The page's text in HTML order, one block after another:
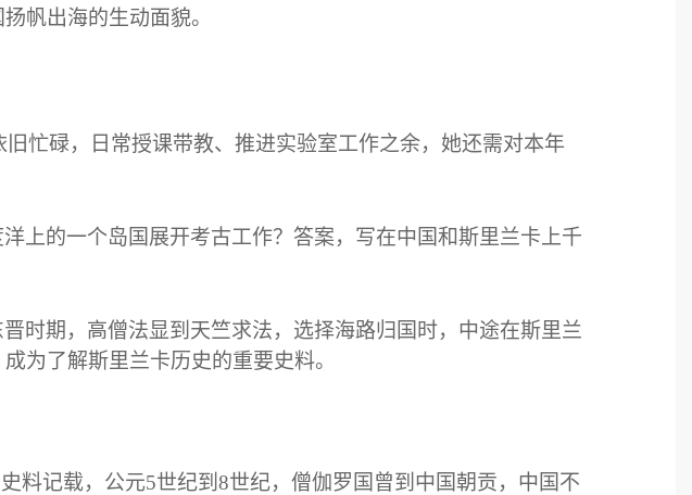
帆出海的生动面貌。
忙碌，日常授课带教、推进实验室工作之余，她还需对本年
上的一个岛国展开考古工作？答案，写在中国和斯里兰卡上千
时期，高僧法显到天竺求法，选择海路归国时，中途在斯里兰
为了解斯里兰卡历史的重要史料。
料记载，公元5世纪到 8世纪，僧伽罗国曾到中国朝贡，中国不